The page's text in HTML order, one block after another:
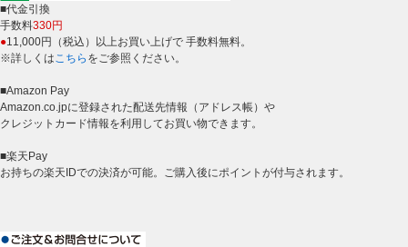
■代金引換
手数料330円
●11,000円（税込）以上お買い上げで 手数料無料。
※詳しくは こちら をご参照ください。
■Amazon Pay
Amazon.co.jpに登録された配送先情報（アドレス帳）や
クレジットカード情報を利用してお買い物できます。
■楽天Pay
お持ちの楽天IDでの決済が可能。ご購入後にポイントが付与されます。